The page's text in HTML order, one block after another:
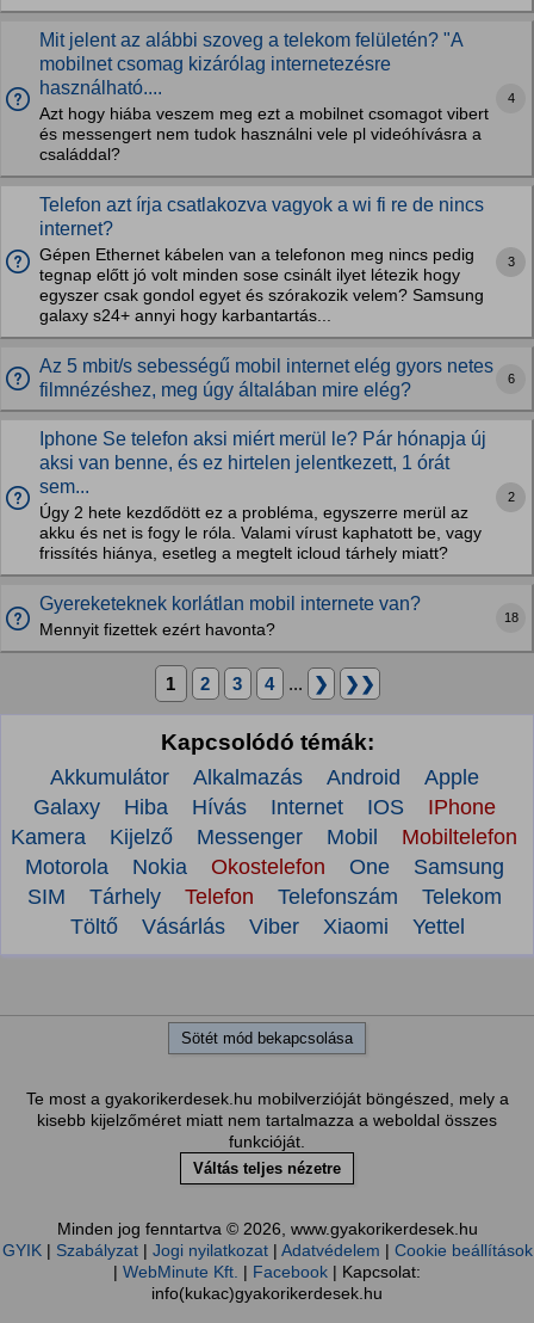
Mit jelent az alábbi szoveg a telekom felületén? "A
mobilnet csomag kizárólag internetezésre
használható....
Azt hogy hiába veszem meg ezt a mobilnet csomagot vibert
és messengert nem tudok használni vele pl videóhívásra a
családdal?
4
Telefon azt írja csatlakozva vagyok a wi fi re de nincs
internet?
Gépen Ethernet kábelen van a telefonon meg nincs pedig
tegnap előtt jó volt minden sose csinált ilyet létezik hogy
egyszer csak gondol egyet és szórakozik velem? Samsung
galaxy s24+ annyi hogy karbantartás...
3
Az 5 mbit/s sebességű mobil internet elég gyors netes
filmnézéshez, meg úgy általában mire elég?
6
Iphone Se telefon aksi miért merül le? Pár hónapja új
aksi van benne, és ez hirtelen jelentkezett, 1 órát
sem...
Úgy 2 hete kezdődött ez a probléma, egyszerre merül az
akku és net is fogy le róla. Valami vírust kaphatott be, vagy
frissítés hiánya, esetleg a megtelt icloud tárhely miatt?
2
Gyereketeknek korlátlan mobil internete van?
Mennyit fizettek ezért havonta?
18
1 2 3 4 ... ❯ ❯❯
Kapcsolódó témák:
Akkumulátor Alkalmazás Android
Apple
Galaxy
Hiba Hívás Internet IOS
IPhone
Kamera
Kijelző Messenger Mobil
Mobiltelefon
Motorola
Nokia Okostelefon One
Samsung
SIM
Tárhely Telefon Telefonszám
Telekom
Töltő
Vásárlás Viber Xiaomi Yettel
Sötét mód bekapcsolása
Te most a gyakorikerdesek.hu mobilverzióját böngészed, mely a
kisebb kijelzőméret miatt nem tartalmazza a weboldal összes
funkcióját.
Váltás teljes nézetre
Minden jog fenntartva © 2026, www.gyakorikerdesek.hu
GYIK| Szabályzat| Jogi nyilatkozat| Adatvédelem | Cookie beállítások
| WebMinute Kft. | Facebook | Kapcsolat:
info(kukac)gyakorikerdesek.hu